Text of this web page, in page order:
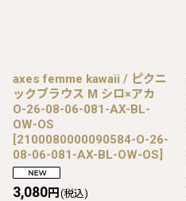
axes femme kawaii / ピクニ
ックブラウス M シロ×アカ
O-26-08-06-081-AX-BL-
OW-OS
[2100080000090584-O-26-
08-06-081-AX-BL-OW-OS]
3,080円 (税込)